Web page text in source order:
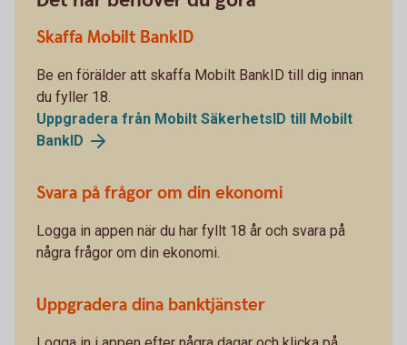
Skaffa Mobilt BankID
Be en förälder att skaffa Mobilt BankID till dig innan
du fyller 18.
Uppgradera från Mobilt SäkerhetsID till Mobilt
BankID
Svara på frågor om din ekonomi
Logga in appen när du har fyllt 18 år och svara på
några frågor om din ekonomi.
Uppgradera dina banktjänster